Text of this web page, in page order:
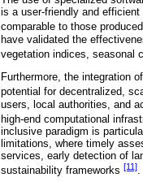
is a user-friendly and
comparable to those
have validated the
vegetation indices, seasonal
Furthermore, the integration
potential for decentralized,
users, local authorities, and
high-end computational
inclusive paradigm is
limitations, where timely
services, early detection of
sustainability frameworks [11].